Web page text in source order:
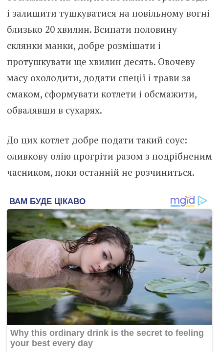
і залишити тушкуватися на повільному вогні
близько 20 хвилин. Всипати половину
склянки манки, добре розмішати і
протушкувати ще хвилин десять. Овочеву
масу охолодити, додати спеції і трави за
смаком, сформувати котлети і обсмажити,
обвалявши в сухарях.
До цих котлет добре подати такий соус:
оливкову олію прогріти разом з подрібненим
часником, поки останній не розчиниться.